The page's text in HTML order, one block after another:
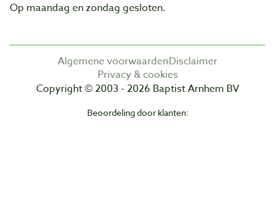
Op maandag en zondag gesloten.
Algemene voorwaardenDisclaimer
Privacy & cookies
Copyright © 2003 - 2026 Baptist Arnhem BV
Beoordeling door klanten: